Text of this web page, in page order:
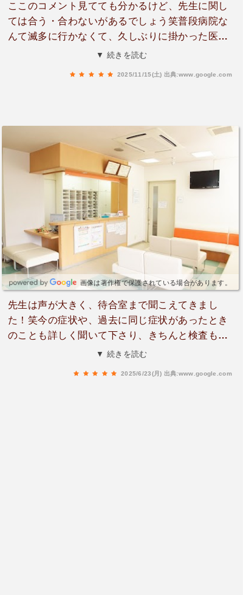
ここのコメント見てても分かるけど、先生に関し
ては合う・合わないがあるでしょう笑普段病院な
んて滅多に行かなくて、久しぶりに掛かった医者
だったけど、つべこべ言わずに必要な処置を短時
▼ 続きを読む
2025/11/15(土) 出典:www.google.com
画像は著作権で保護されている場合があります。
先生は声が大きく、待合室まで聞こえてきまし
た！笑今の症状や、過去に同じ症状があったとき
のことも詳しく聞いて下さり、きちんと検査もし
て頂きました。休日当番医だったこともあり、先
▼ 続きを読む
2025/6/23(月) 出典:www.google.com